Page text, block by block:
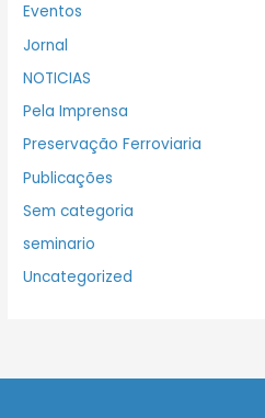
Eventos
Jornal
NOTICIAS
Pela Imprensa
Preservação Ferroviaria
Publicações
Sem categoria
seminario
Uncategorized